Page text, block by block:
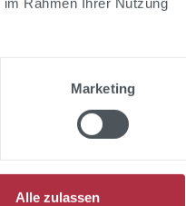
Marketing
Alle zulassen